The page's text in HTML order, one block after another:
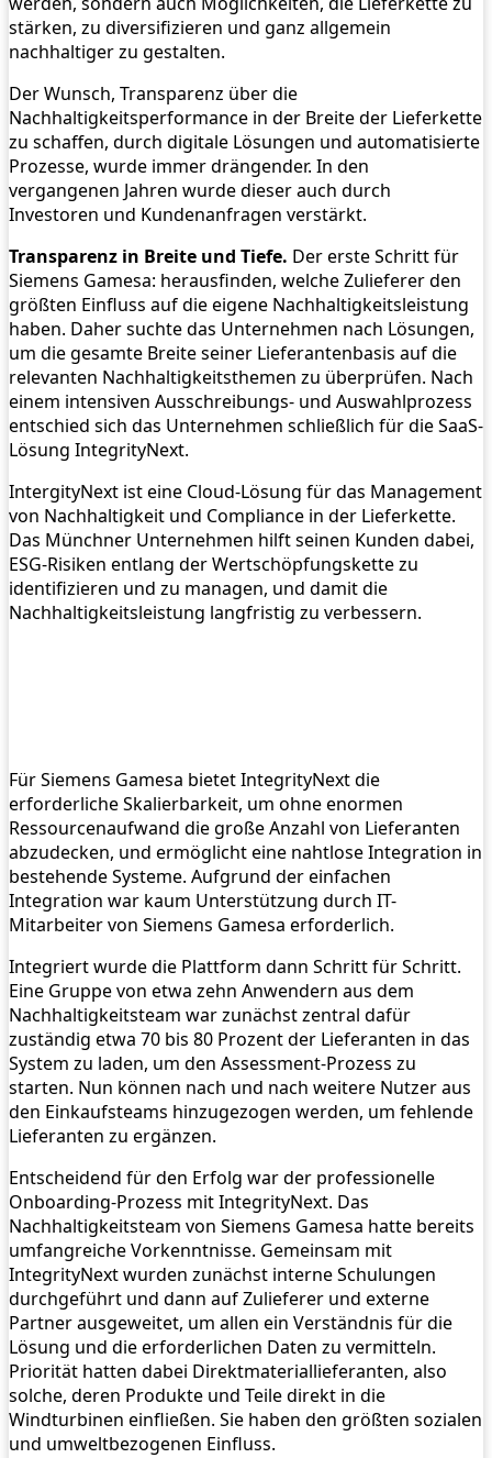
stärken, zu diversifizieren und ganz allgemein
nachhaltiger zu gestalten.
Der Wunsch, Transparenz über die
Nachhaltigkeitsperformance in der Breite der Lieferkette
zu schaffen, durch digitale Lösungen und automatisierte
Prozesse, wurde immer drängender. In den
vergangenen Jahren wurde dieser auch durch
Investoren und Kundenanfragen verstärkt.
Transparenz in Breite und Tiefe. Der erste Schritt für
Siemens Gamesa: herausfinden, welche Zulieferer den
größten Einfluss auf die eigene Nachhaltigkeitsleistung
haben. Daher suchte das Unternehmen nach Lösungen,
um die gesamte Breite seiner Lieferantenbasis auf die
relevanten Nachhaltigkeitsthemen zu überprüfen. Nach
einem intensiven Ausschreibungs- und Auswahlprozess
entschied sich das Unternehmen schließlich für die SaaS-
Lösung IntegrityNext.
IntergityNext ist eine Cloud-Lösung für das Management
von Nachhaltigkeit und Compliance in der Lieferkette.
Das Münchner Unternehmen hilft seinen Kunden dabei,
ESG-Risiken entlang der Wertschöpfungskette zu
identifizieren und zu managen, und damit die
Nachhaltigkeitsleistung langfristig zu verbessern.
Für Siemens Gamesa bietet IntegrityNext die
erforderliche Skalierbarkeit, um ohne enormen
Ressourcenaufwand die große Anzahl von Lieferanten
abzudecken, und ermöglicht eine nahtlose Integration in
bestehende Systeme. Aufgrund der einfachen
Integration war kaum Unterstützung durch IT-
Mitarbeiter von Siemens Gamesa erforderlich.
Integriert wurde die Plattform dann Schritt für Schritt.
Eine Gruppe von etwa zehn Anwendern aus dem
Nachhaltigkeitsteam war zunächst zentral dafür
zuständig etwa 70 bis 80 Prozent der Lieferanten in das
System zu laden, um den Assessment-Prozess zu
starten. Nun können nach und nach weitere Nutzer aus
den Einkaufsteams hinzugezogen werden, um fehlende
Lieferanten zu ergänzen.
Entscheidend für den Erfolg war der professionelle
Onboarding-Prozess mit IntegrityNext. Das
Nachhaltigkeitsteam von Siemens Gamesa hatte bereits
umfangreiche Vorkenntnisse. Gemeinsam mit
IntegrityNext wurden zunächst interne Schulungen
durchgeführt und dann auf Zulieferer und externe
Partner ausgeweitet, um allen ein Verständnis für die
Lösung und die erforderlichen Daten zu vermitteln.
Priorität hatten dabei Direktmateriallieferanten, also
solche, deren Produkte und Teile direkt in die
Windturbinen einfließen. Sie haben den größten sozialen
und umweltbezogenen Einfluss.